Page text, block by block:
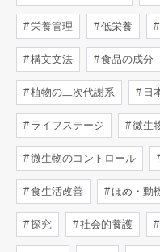
栄養管理 低栄養
構文文法 食品の成分
植物の二次代謝系 日
ライフステージ 微生
微生物のコントロール
食生活改善 ほめ・動
探究 社会的養護